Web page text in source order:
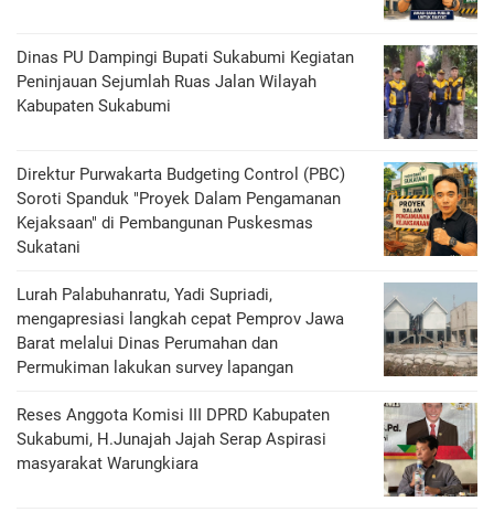
Dinas PU Dampingi Bupati Sukabumi Kegiatan
Peninjauan Sejumlah Ruas Jalan Wilayah
Kabupaten Sukabumi
Direktur Purwakarta Budgeting Control (PBC)
Soroti Spanduk "Proyek Dalam Pengamanan
Kejaksaan" di Pembangunan Puskesmas
Sukatani
Lurah Palabuhanratu, Yadi Supriadi,
mengapresiasi langkah cepat Pemprov Jawa
Barat melalui Dinas Perumahan dan
Permukiman lakukan survey lapangan
Reses Anggota Komisi III DPRD Kabupaten
Sukabumi, H.Junajah Jajah Serap Aspirasi
masyarakat Warungkiara